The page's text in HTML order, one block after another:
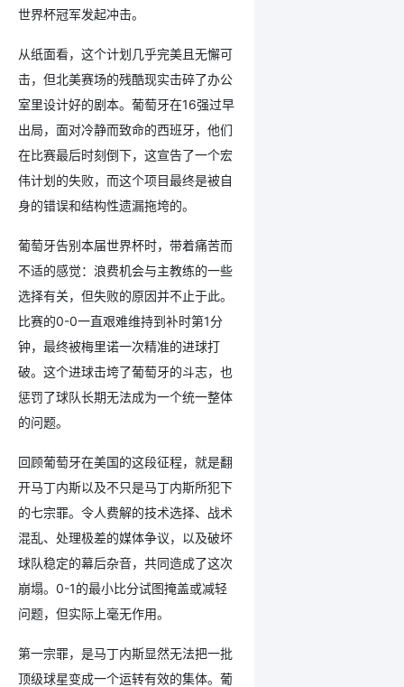
世界杯冠军发起冲击。
从纸面看，这个计划几乎完美且无懈可
击，但北美赛场的残酷现实击碎了办公
室里设计好的剧本。葡萄牙在16强过早
出局，面对冷静而致命的西班牙，他们
在比赛最后时刻倒下，这宣告了一个宏
伟计划的失败，而这个项目最终是被自
身的错误和结构性遗漏拖垮的。
葡萄牙告别本届世界杯时，带着痛苦而
不适的感觉：浪费机会与主教练的一些
选择有关，但失败的原因并不止于此。
比赛的0-0一直艰难维持到补时第1分
钟，最终被梅里诺一次精准的进球打
破。这个进球击垮了葡萄牙的斗志，也
惩罚了球队长期无法成为一个统一整体
的问题。
回顾葡萄牙在美国的这段征程，就是翻
开马丁内斯以及不只是马丁内斯所犯下
的七宗罪。令人费解的技术选择、战术
混乱、处理极差的媒体争议，以及破坏
球队稳定的幕后杂音，共同造成了这次
崩塌。0-1的最小比分试图掩盖或减轻
问题，但实际上毫无作用。
第一宗罪，是马丁内斯显然无法把一批
顶级球星变成一个运转有效的集体。葡